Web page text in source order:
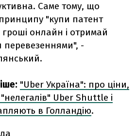
Саме тому, що
"купи патент
онлайн і отримай
перевезеннями", -
"Uber Україна": про ціни,
"нелегалів" Uber Shuttle і
в Голландію.